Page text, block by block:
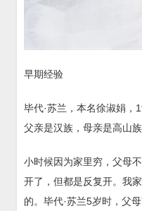
早期经验
毕代·苏兰，本名徐淑娟，
父亲是汉族，母亲是高山
小时候因为家里穷，父母
开了，但都是反复开。我
的。毕代·苏兰5岁时，父